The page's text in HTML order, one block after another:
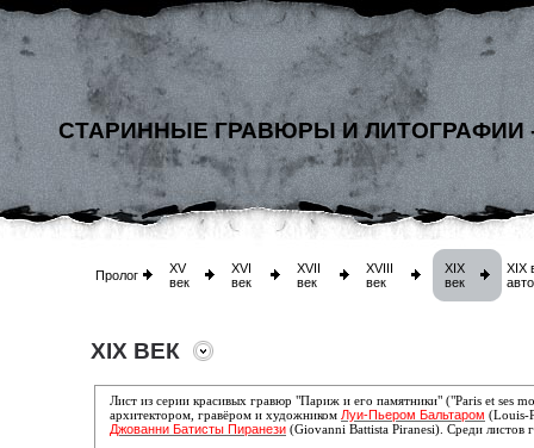
СТАРИННЫЕ ГРАВЮРЫ И ЛИТОГРАФИИ
Пролог
XV
век
XVI
век
XVII
век
XVIII
век
XIX
век
XIX
XIX ВЕК
Лист из серии красивых гравюр "Париж и его памятники" ("Paris et ses
архитектором, гравёром и художником Луи-Пьером Бальтаром (Louis-
Джованни Батисты Пиранези (Giovanni Battista Piranesi). Среди листов